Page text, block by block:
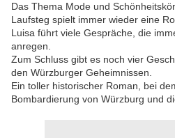
Das Thema Mode und
Laufsteg spielt immer wieder eine
Luisa führt viele Gespräche, die
anregen.
Zum Schluss gibt es noch vier
den Würzburger Geheimnissen.
Ein toller historischer Roman, bei
Bombardierung von Würzburg und